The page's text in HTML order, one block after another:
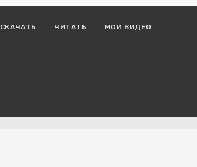
СКАЧАТЬ ЧИТАТЬ МОИ ВИДЕО